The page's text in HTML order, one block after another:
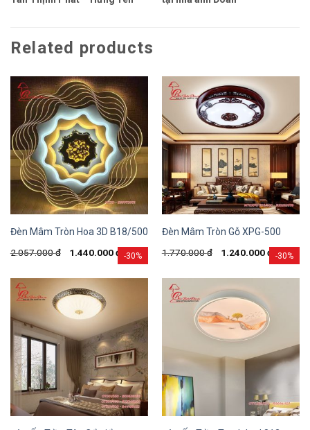
Related products
-30%
Đèn Mâm Tròn Hoa 3D B18/500
2.057.000đ 1.440.000đ -30%
Đèn Mâm Tròn Gỗ XPG-500
1.770.000đ 1.240.000đ